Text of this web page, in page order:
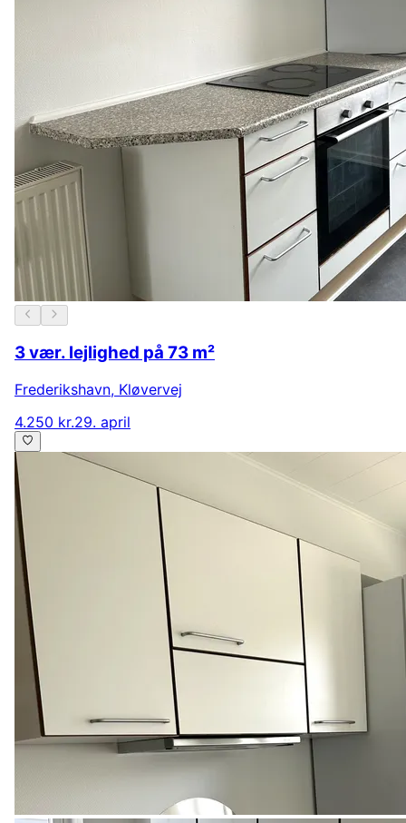
3 vær. lejlighed på 73 m²
Frederikshavn, Kløvervej
4.250 kr.29. april